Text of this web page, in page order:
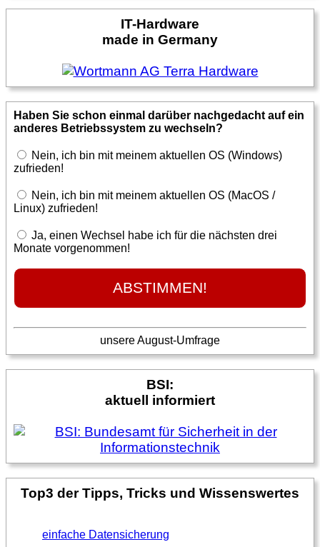
IT-Hardware
made in Germany
Haben Sie schon einmal darüber nachgedacht auf ein
anderes Betriebssystem zu wechseln?
Nein, ich bin mit meinem aktuellen OS (Windows)
zufrieden!
Nein, ich bin mit meinem aktuellen OS (MacOS /
Linux) zufrieden!
Ja, einen Wechsel habe ich für die nächsten drei
Monate vorgenommen!
unsere August-Umfrage
BSI:
aktuell informiert
Top3 der Tipps, Tricks und Wissenswertes
einfache Datensicherung